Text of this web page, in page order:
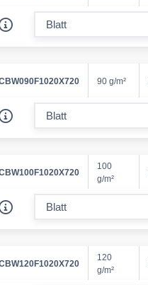
90 g/m²
100
g/m²
120
g/m²